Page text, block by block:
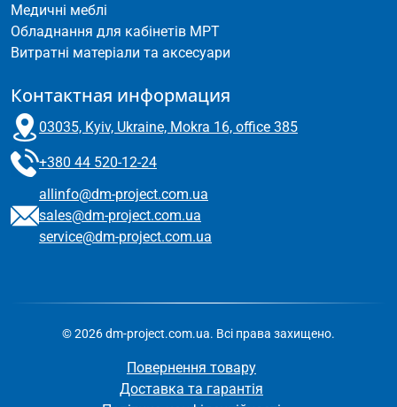
Медичні меблі
Обладнання для кабінетів МРТ
Витратні матеріали та аксесуари
Контактная информация
03035, Kyiv, Ukraine, Mokra 16, office 385
+380 44 520-12-24
allinfo@dm-project.com.ua
sales@dm-project.com.ua
service@dm-project.com.ua
© 2026 dm-project.com.ua. Всі права захищено.
Повернення товару
Доставка та гарантія